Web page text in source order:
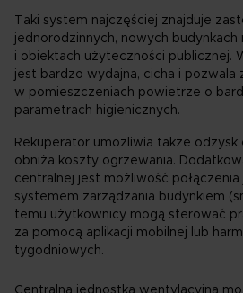
Taki system najczęściej znajduje
jednorodzinnych, nowych budynkach
i obiektach użyteczności publicznej.
jest bardzo wydajna, cicha i pozwala
w pomieszczeniach powietrze o
parametrach higienicznych.
Rekuperator umożliwia także odzysk
obniża koszty ogrzewania.
centralnej jest możliwość
systemem zarządzania budynkiem
temu użytkownicy mogą sterować
za pomocą aplikacji mobilnej lub
tygodniowych.
Centralna jednostka wentylacyjna